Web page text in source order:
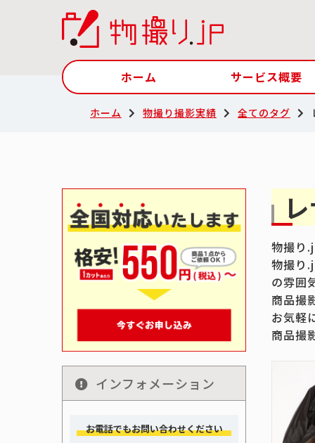
ホーム サービス概要
ホーム 物撮り撮影実績 全てのタグ
物撮り
物撮り
の雰囲
商品撮
お気軽
商品撮
インフォメーション
お電話でもお問い合わせください